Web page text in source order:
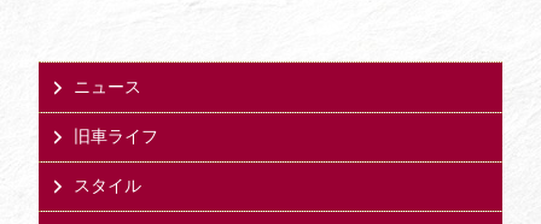
ニュース
旧車ライフ
スタイル